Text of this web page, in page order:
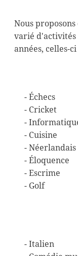
Nous
varié d'activités
années, celles-
- Échecs
- Cricket
-
- Cuisine
- Néerlandais
- Éloquence
- Escrime
- Golf
- Italien